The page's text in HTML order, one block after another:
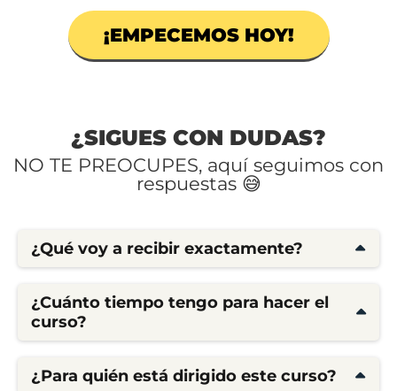
¡EMPECEMOS HOY!
¿SIGUES CON DUDAS?
NO TE PREOCUPES, aquí seguimos con
respuestas 😅
¿Qué voy a recibir exactamente?
Vas a acceder a un curso completo donde te
Systeme.io, esto incluiye cómo crear el
producto, cómo hacer landings, correos,
embudos y mucho más.
Además te revelaré las estrategias que
¿Cuánto tiempo tengo para hacer el
curso?
¡TU RITMO!
Este curso no tiene fecha de caducidad y es TU
¿Para quién está dirigido este curso?